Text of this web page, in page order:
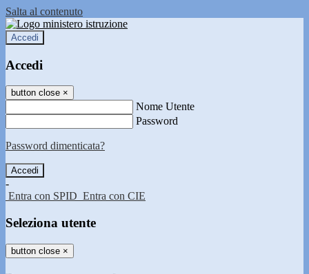
Salta al contenuto
Accedi
Accedi
button close ×
Nome Utente
Password
Password dimenticata?
-
Entra con SPID Entra con CIE
Seleziona utente
button close ×